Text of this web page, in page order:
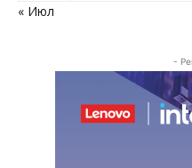
« Июл
-